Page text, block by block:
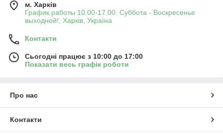
м. Харків
График работы 10.00-17.00. Суббота - Воскресенье
выходной!, Харків, Україна
Контакти
Сьогодні працює з 10:00 до 17:00
Показати весь графік роботи
Про нас
Контакти